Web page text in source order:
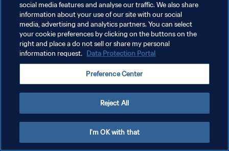
POLITIQUE DE CONFIDENTIALITÉ
CONDITIONS D'UTILISATION
GÉRER VOS PRÉFÉRENCES SUR LES COOKIES
Copyright © 1994 - 2026 FIFA. Tous droits réservés.
social media features and analyse our traffic. We also share
information about your use of our site with our social
media, advertising and analytics partners. You can select
your cookie preferences by clicking on the buttons on the
right and place a do not sell or share my personal
information request. Data Protection Portal
Preference Center
Reject All
I'm OK with that